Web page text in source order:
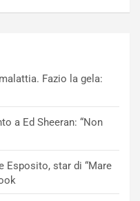
Fazio la gela:
a Ed Sheeran: “Non
Esposito, star di “Mare